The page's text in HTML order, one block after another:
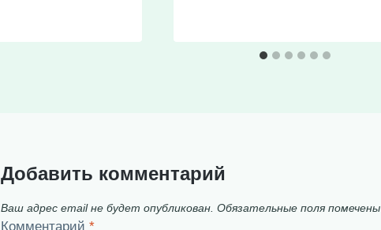
Добавить комментарий
Ваш адрес email не будет опубликован. Обязательные поля помечены
Комментарий *